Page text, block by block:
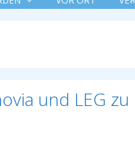
und LEG